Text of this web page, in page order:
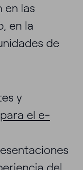
en las
en la
de
y
el e-